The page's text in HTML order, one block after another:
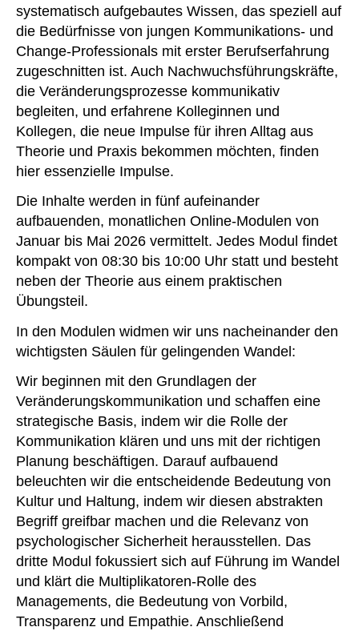
systematisch aufgebautes Wissen, das speziell auf
die Bedürfnisse von jungen Kommunikations- und
Change-Professionals mit erster Berufserfahrung
zugeschnitten ist. Auch Nachwuchsführungskräfte,
die Veränderungsprozesse kommunikativ
begleiten, und erfahrene Kolleginnen und
Kollegen, die neue Impulse für ihren Alltag aus
Theorie und Praxis bekommen möchten, finden
hier essenzielle Impulse.
Die Inhalte werden in fünf aufeinander
aufbauenden, monatlichen Online-Modulen von
Januar bis Mai 2026 vermittelt. Jedes Modul findet
kompakt von 08:30 bis 10:00 Uhr statt und besteht
neben der Theorie aus einem praktischen
Übungsteil.
In den Modulen widmen wir uns nacheinander den
wichtigsten Säulen für gelingenden Wandel:
Wir beginnen mit den Grundlagen der
Veränderungskommunikation und schaffen eine
strategische Basis, indem wir die Rolle der
Kommunikation klären und uns mit der richtigen
Planung beschäftigen. Darauf aufbauend
beleuchten wir die entscheidende Bedeutung von
Kultur und Haltung, indem wir diesen abstrakten
Begriff greifbar machen und die Relevanz von
psychologischer Sicherheit herausstellen. Das
dritte Modul fokussiert sich auf Führung im Wandel
und klärt die Multiplikatoren-Rolle des
Managements, die Bedeutung von Vorbild,
Transparenz und Empathie. Anschließend